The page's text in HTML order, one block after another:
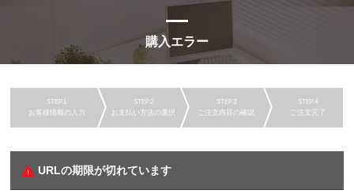
購入エラー
お客様情報の入力 お支払い方法の選択 ご注文内容の確認 ご注文完了
URLの期限が切れています